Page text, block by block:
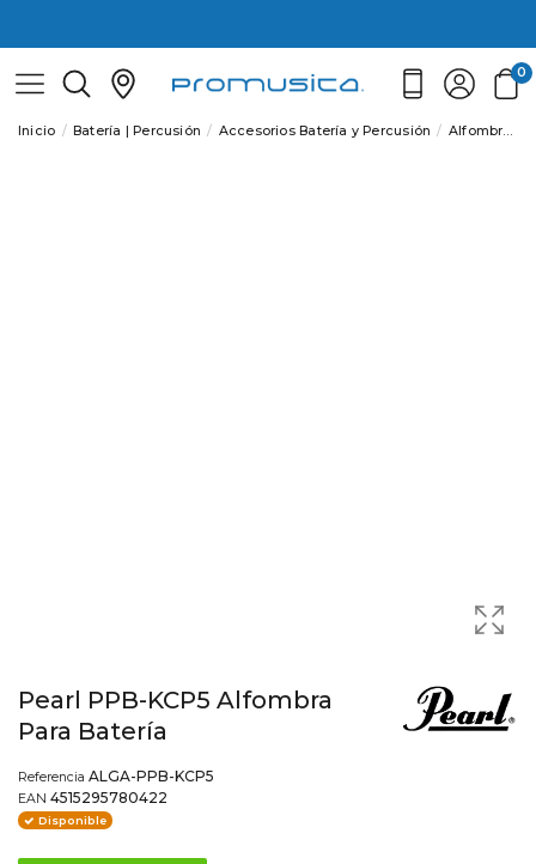
0
Inicio Batería | Percusión Accesorios Batería y Percusión Alfombras
Pearl PPB-KCP5 Alfombra
Para Batería
Referencia ALGA-PPB-KCP5
EAN 4515295780422
Disponible